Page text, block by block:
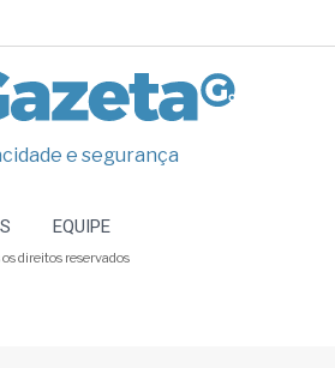
e segurança
EQUIPE
direitos reservados